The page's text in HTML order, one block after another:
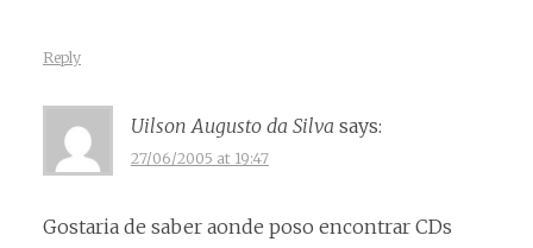
Reply
Uilson Augusto da Silva says:
27/06/2005 at 19:47
Gostaria de saber aonde poso encontrar CDs